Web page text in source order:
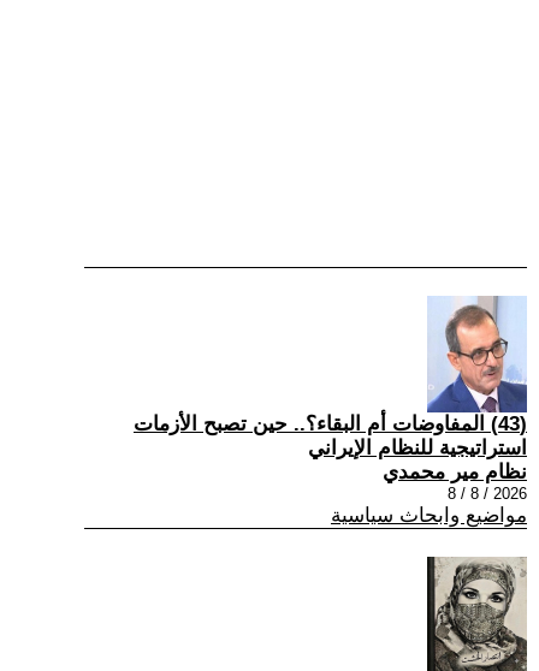
(43) المفاوضات أم البقاء؟.. حين تصبح الأزمات
استراتيجية للنظام الإيراني
نظام مير محمدي
2026 / 8 / 8
مواضيع وابحاث سياسية